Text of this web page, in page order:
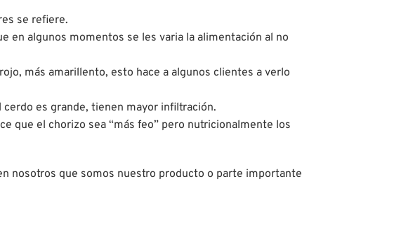
se refiere.
en algunos momentos se les varia la alimentación al no
más amarillento, esto hace a algunos clientes a verlo
es grande, tienen mayor infiltración.
que el chorizo sea “más feo” pero nutricionalmente los
nosotros que somos nuestro producto o parte importante